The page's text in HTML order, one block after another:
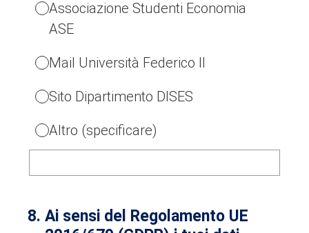
Associazione Studenti Economia
ASE
Mail Università Federico II
Sito Dipartimento DISES
Altro (specificare)
8. Ai sensi del Regolamento UE